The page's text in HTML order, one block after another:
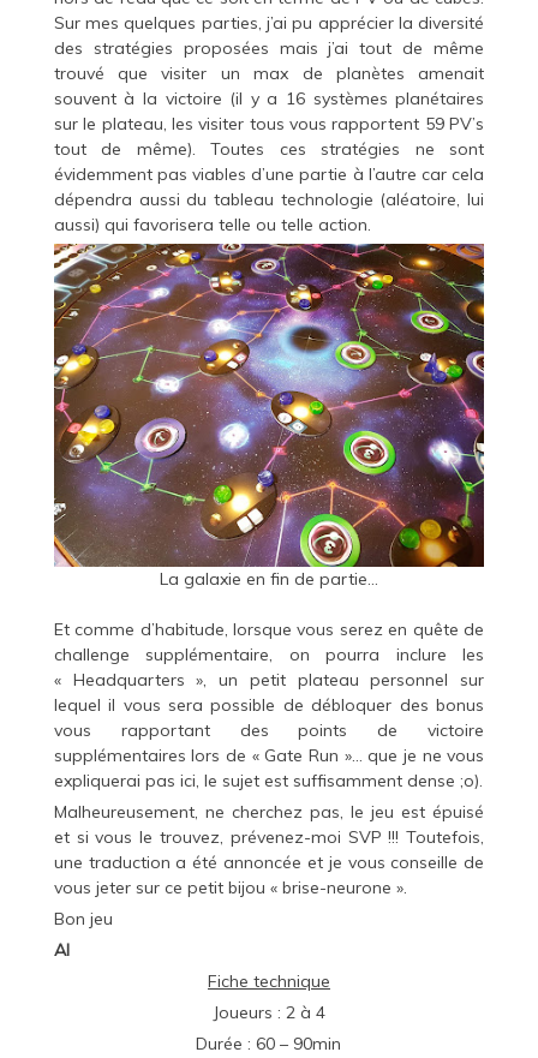
Sur mes quelques parties, j’ai pu apprécier la diversité
des stratégies proposées mais j’ai tout de même
trouvé que visiter un max de planètes amenait
souvent à la victoire (il y a 16 systèmes planétaires
sur le plateau, les visiter tous vous rapportent 59 PV’s
tout de même). Toutes ces stratégies ne sont
évidemment pas viables d’une partie à l’autre car cela
dépendra aussi du tableau technologie (aléatoire, lui
aussi) qui favorisera telle ou telle action.
La galaxie en fin de partie…
Et comme d’habitude, lorsque vous serez en quête de
challenge supplémentaire, on pourra inclure les
« Headquarters », un petit plateau personnel sur
lequel il vous sera possible de débloquer des bonus
vous rapportant des points de victoire
supplémentaires lors de « Gate Run »… que je ne vous
expliquerai pas ici, le sujet est suffisamment dense ;o).
Malheureusement, ne cherchez pas, le jeu est épuisé
et si vous le trouvez, prévenez-moi SVP !!! Toutefois,
une traduction a été annoncée et je vous conseille de
vous jeter sur ce petit bijou « brise-neurone ».
Bon jeu
Al
Fiche technique
Joueurs : 2 à 4
Durée : 60 – 90min